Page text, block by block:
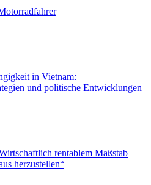
in Vietnam:
und politische Entwicklungen
rentablem Maßstab
herzustellen“